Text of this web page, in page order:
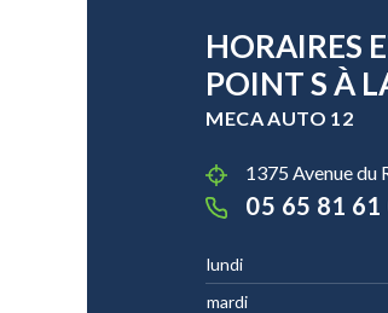
HORAIRES
POINT S À
MECA AUTO 12
1375 Avenue du
05 65 81 61
lundi
mardi